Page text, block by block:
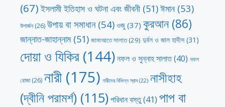
(67) ইসলামী ইতিহাস ও ঘটনা এবং জীবনী(51)ঈমান (53)
উপার্জন(26) উপায় বা সমাধান(54) ওজু (37) কুরআন(86)
জান্নাত-জাহান্নাম(51) জামাআতে সালাত(29) দুর্বল ও জাল হাদীস (31)
দোয়া ও যিকির (144)নফল ও সুন্নাহ সালাত(40) নফল
রোজা(26) নারী(175) নারীদের বিভিন্ন স্রাব(22) নাসীহাহ
(দ্বীনি পরামর্শ) (115)পরিধান বস্তু(41) পাপ বা